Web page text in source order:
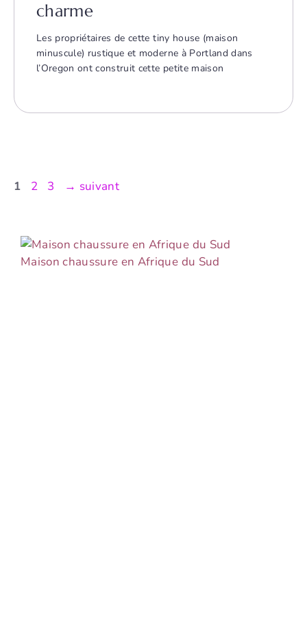
charme
Les propriétaires de cette tiny house (maison
minuscule) rustique et moderne à Portland dans
l’Oregon ont construit cette petite maison
Page
1 Page
2 Page
3 → suivant
Maison chaussure en Afrique du Sud